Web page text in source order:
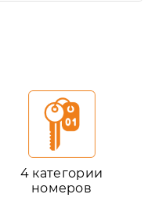
4 категории
номеров